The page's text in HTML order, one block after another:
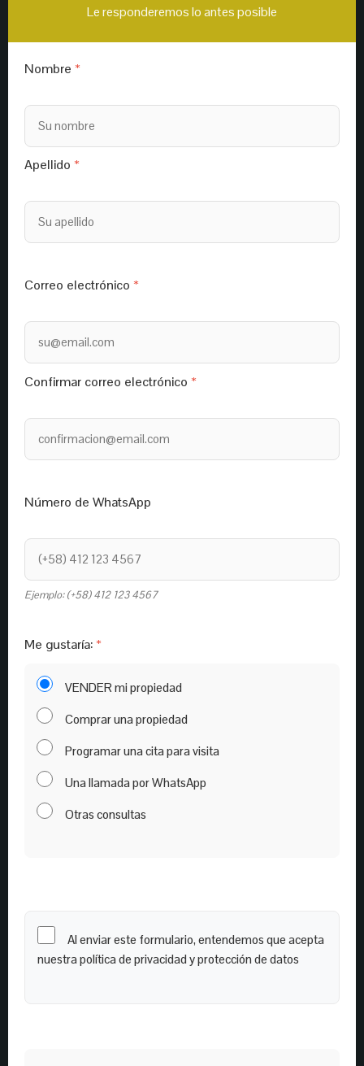
Le responderemos lo antes posible
Nombre
Apellido
Correo electrónico
Confirmar correo electrónico
Número de WhatsApp
Ejemplo: (+58) 412 123 4567
Me gustaría:
VENDER mi propiedad
Comprar una propiedad
Programar una cita para visita
Una llamada por WhatsApp
Otras consultas
Al enviar este formulario, entendemos que acepta
nuestra política de privacidad y protección de datos